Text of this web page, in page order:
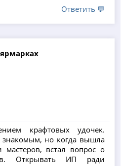
Ответить 💬
крафтовых удочек.
знакомым, но когда вышла
мастеров, встал вопрос о
Открывать ИП ради